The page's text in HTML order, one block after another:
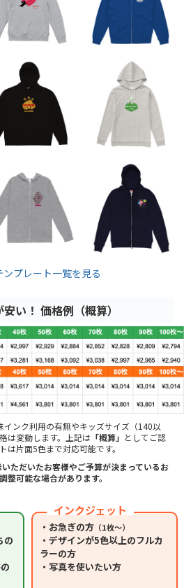
wundou
ウンドウ
ンプレート一覧を見る
い！ 価格例（概算）
ンク利用の有無やキッズサイズ（140以
は変動します。上記は 「概算」 としてご認
は片面5色まで対応可能です。
ただいたお客様やご予算が決まっているお
整可能な場合があります。
の
インクジェット
・お急ぎの方 （1枚～）
・デザインが5色以上のフルカ
ラーの方
・写真を使いたい方